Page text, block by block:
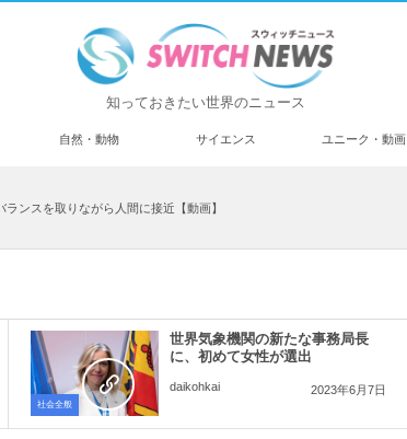
知っておきたい世界のニュース
自然・動物 サイエンス ユニーク・動画
ンスを取りながら人間に接近【動画】
社会全般
世界気象機関の新たな事務局長
に、初めて女性が選出
daikohkai 2023年6月7日